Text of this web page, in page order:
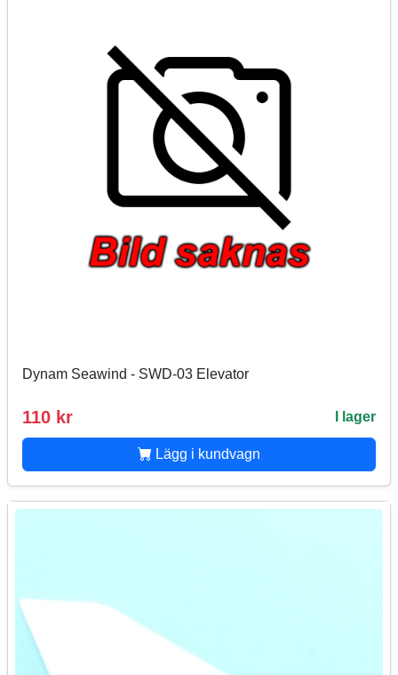
Dynam Seawind - SWD-03 Elevator
110 kr I lager
Lägg i kundvagn